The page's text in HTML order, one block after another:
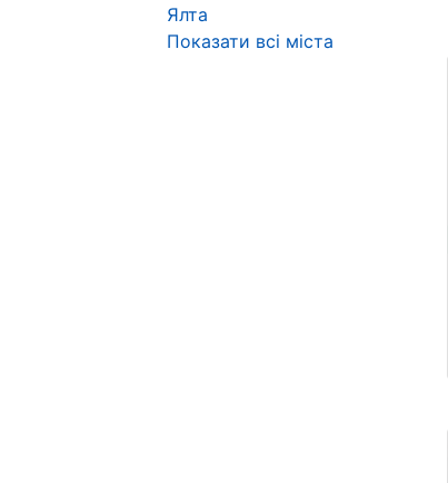
Ялта
Показати всі міста